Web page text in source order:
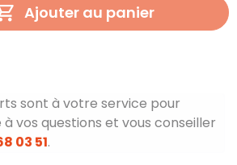
Ajouter au panier
sont à votre service pour
vos questions et vous conseiller
03 51.